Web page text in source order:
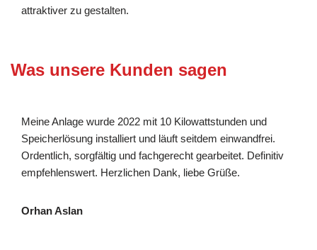
attraktiver zu gestalten.
Was unsere Kunden sagen
Meine Anlage wurde 2022 mit 10 Kilowattstunden und
Speicherlösung installiert und läuft seitdem einwandfrei.
Ordentlich, sorgfältig und fachgerecht gearbeitet. Definitiv
empfehlenswert. Herzlichen Dank, liebe Grüße.
Orhan Aslan